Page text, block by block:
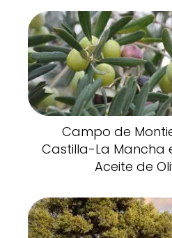
Campo de
Castilla-La Mancha
Aceite de